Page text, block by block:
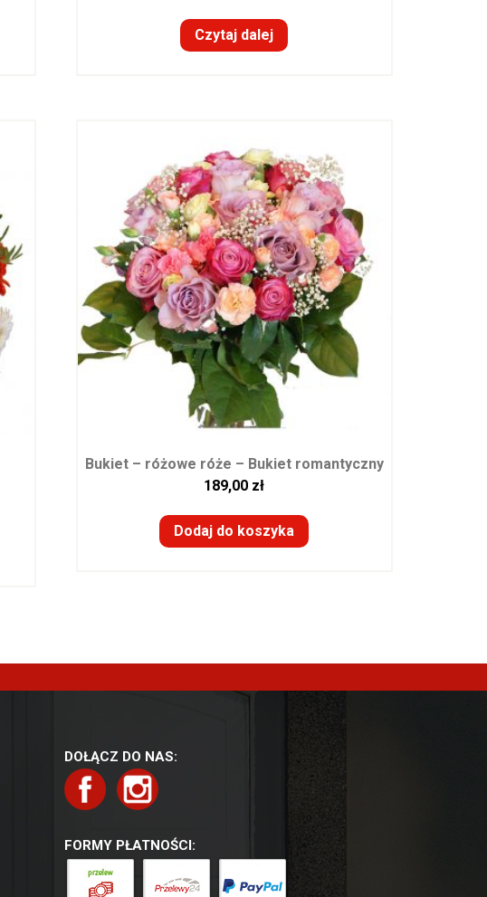
Czytaj dalej
Bukiet – różowe róże – Bukiet romantyczny
189,00 zł
Dodaj do koszyka
DOŁĄCZ DO NAS:
FORMY PŁATNOŚCI: